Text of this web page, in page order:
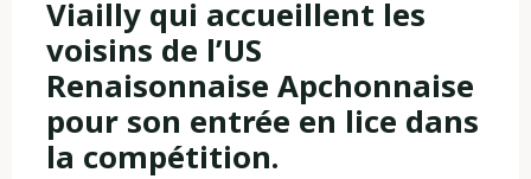
Viailly qui accueillent les
voisins de l’US
Renaisonnaise Apchonnaise
pour son entrée en lice dans
la compétition.